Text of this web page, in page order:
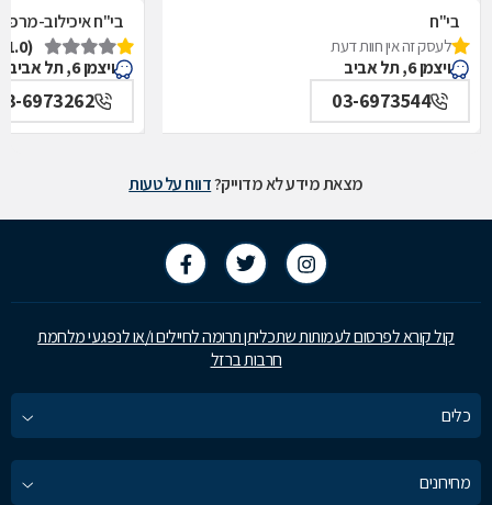
בי"ח
איכילוב-אף,אוזן,גרון,ניתוחי-ראש,צוואר,פה,לסתות-מערך,
תל אביב
לעסק זה אין חוות דעת
ויצמן 6, תל אביב
03-6973544
בי"ח איכילוב-
תל אביב
(1.0)
ויצמן 6, תל אביב
6973262
מצאת מידע לא מדוייק?דווח על טעות
קול קורא לפרסום לעמותות שתכליתן תרומה לחיילים ו/או לנפגעי מלחמת
חרבות ברזל
כלים
מחירונים